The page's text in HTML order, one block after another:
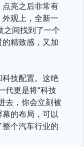
亮之后非常有
观上，全新一
之间找到了一个
精致感，又加
技配置。这绝
代更是将“科技
去，你会立刻被
的布局，可以
个汽车行业的